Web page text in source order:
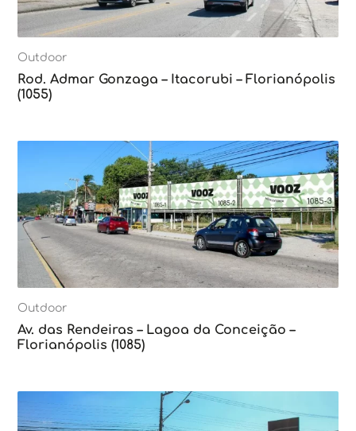
Outdoor
Rod. Admar Gonzaga – Itacorubi – Florianópolis
(1055)
Outdoor
Av. das Rendeiras – Lagoa da Conceição –
Florianópolis (1085)